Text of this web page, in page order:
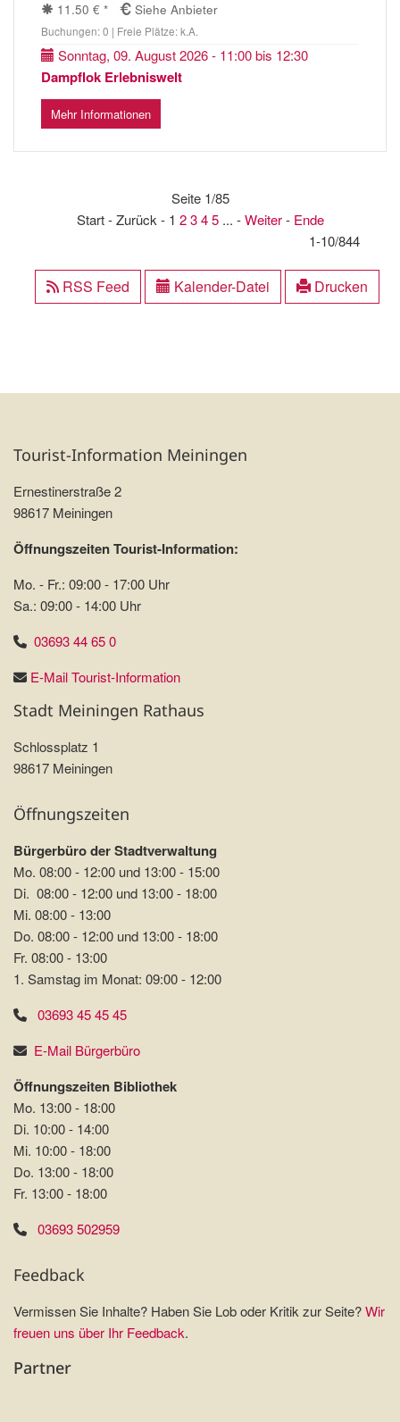
11.50 € *
Siehe Anbieter
Buchungen: 0 | Freie Plätze: k.A.
Sonntag, 09. August 2026 - 11:00 bis 12:30
Dampflok Erlebniswelt
Mehr Informationen
Seite 1/85
Start - Zurück - 1 2 3 4 5... -Weiter- Ende
1-10/844
RSS Feed Kalender-Datei Drucken
Tourist-Information Meiningen
Ernestinerstraße 2
98617 Meiningen
Öffnungszeiten Tourist-Information:
Mo. - Fr.: 09:00 - 17:00 Uhr
Sa.: 09:00 - 14:00 Uhr
03693 44 65 0
E-Mail Tourist-Information
Stadt Meiningen Rathaus
Schlossplatz 1
98617 Meiningen
Öffnungszeiten
Bürgerbüro der Stadtverwaltung
Mo. 08:00 - 12:00 und 13:00 - 15:00
Di. 08:00 - 12:00 und 13:00 - 18:00
Mi. 08:00 - 13:00
Do. 08:00 - 12:00 und 13:00 - 18:00
Fr. 08:00 - 13:00
1. Samstag im Monat: 09:00 - 12:00
03693 45 45 45
E-Mail Bürgerbüro
Öffnungszeiten Bibliothek
Mo. 13:00 - 18:00
Di. 10:00 - 14:00
Mi. 10:00 - 18:00
Do. 13:00 - 18:00
Fr. 13:00 - 18:00
03693 502959
Feedback
Vermissen Sie Inhalte? Haben Sie Lob oder Kritik zur Seite?Wir
freuen uns über Ihr Feedback.
Partner